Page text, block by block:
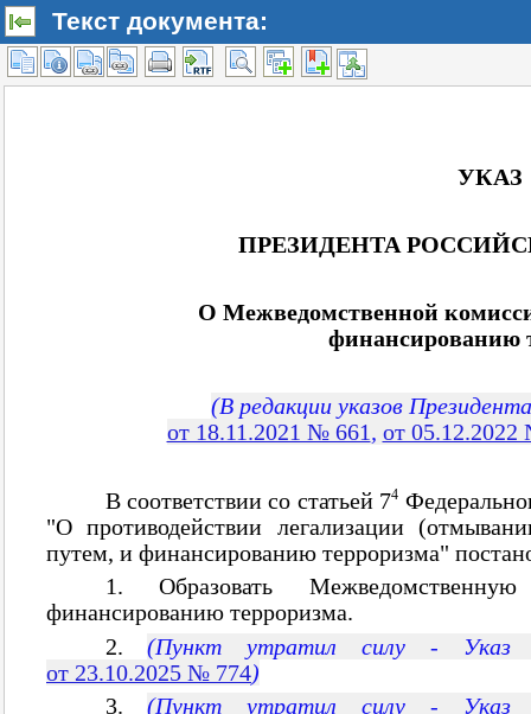
Текст документа: